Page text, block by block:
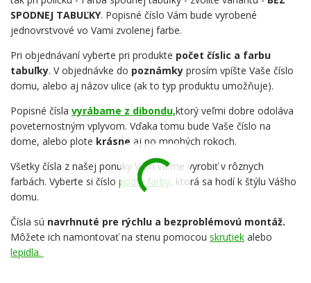
SPODNEJ TABUĽKY. Popisné číslo Vám bude vyrobené
jednovrstvové vo Vami zvolenej farbe.
Pri objednávaní vyberte pri produkte počet číslic a farbu
tabuľky. V objednávke do poznámky prosím vpíšte Vaše číslo
domu, alebo aj názov ulice (ak to typ produktu umožňuje).
Popisné čísla vyrábame z dibondu,ktorý veľmi dobre odoláva
poveternostným vplyvom. Vďaka tomu bude Vaše číslo na
dome, alebo plote krásne aj po mnohých rokoch.
Všetky čísla z našej ponuky Vám vieme vyrobiť v rôznych
farbách. Vyberte si číslo podľa farby, ktorá sa hodí k štýlu Vášho
domu.
Čísla sú navrhnuté pre rýchlu a bezproblémovú montáž.
Môžete ich namontovať na stenu pomocou skrutiek alebo
lepidla.